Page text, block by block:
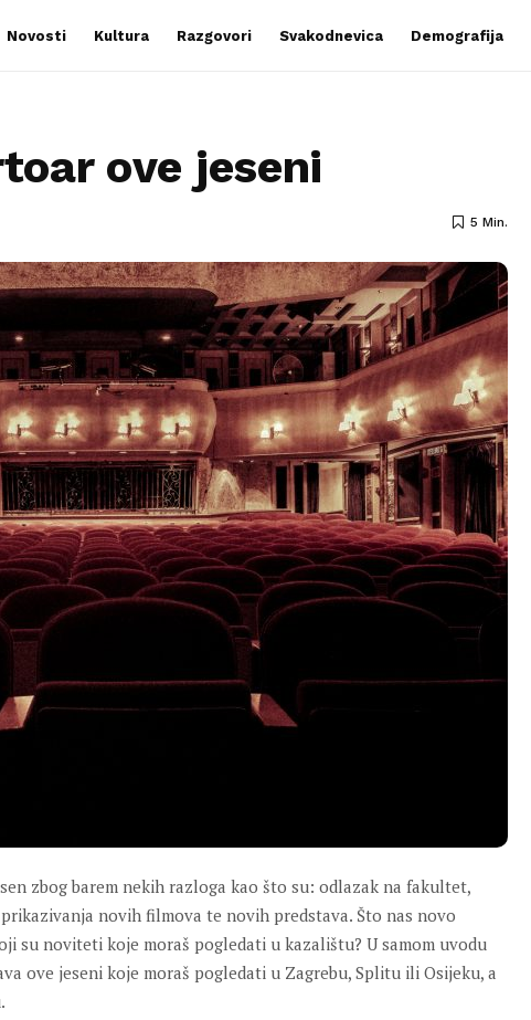
Novosti Kultura Razgovori Svakodnevica Demografija
ove jeseni
5 Min.
zbog barem nekih razloga kao što su: odlazak na fakultet,
novih filmova te novih predstava. Što nas novo
su noviteti koje moraš pogledati u kazalištu? U samom uvodu
ove jeseni koje moraš pogledati u Zagrebu, Splitu ili Osijeku, a